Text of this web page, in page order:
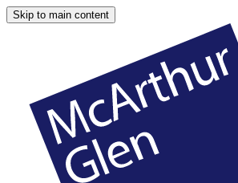
Skip to main content